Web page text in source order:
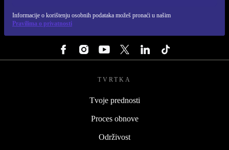
Informacije o korištenju osobnih podataka možeš pronaći u našim
Pravilima o privatnosti
TVRTKA
Tvoje prednosti
Proces obnove
Održivost